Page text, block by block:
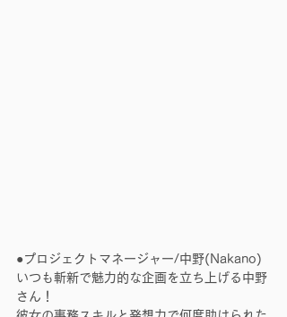
●プロジェクトマネージャー/中野(Nakano)
いつも斬新で魅力的な企画を立ち上げる中野
さん！